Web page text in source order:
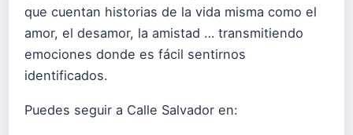
que cuentan historias de la vida misma como el
amor, el desamor, la amistad … transmitiendo
emociones donde es fácil sentirnos
identificados.
Puedes seguir a Calle Salvador en: